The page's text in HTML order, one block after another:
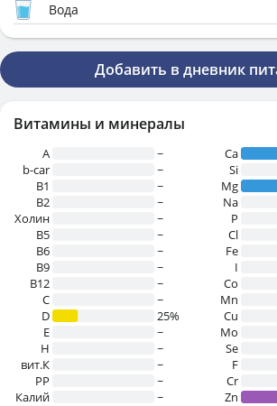
Вода
Добавить в дневник
Витамины и минералы
A
~
b-car
~
В1
~
B2
~
Холин
~
B5
~
B6
~
B9
~
B12
~
C
~
D
25%
E
~
H
~
вит.К
~
PP
~
Калий
~
Ca
Si
Mg
Na
P
Cl
Fe
I
Co
Mn
Cu
Mo
Se
F
Cr
Zn